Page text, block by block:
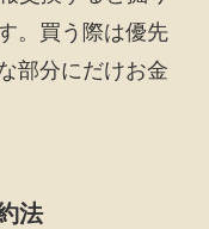
。買う際は優先
部分にだけお金
法